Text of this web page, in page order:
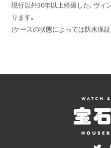
現行以外30年以上経過した､ヴィ
ります｡
(ケースの状態によっては防水保